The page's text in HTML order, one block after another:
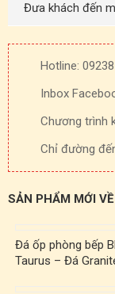
Đưa khách đến
Hotline:
Inbox
Chương trình
Chỉ đường
SẢN PHẨM MỚI VỀ
Đá ốp phòng bếp
Taurus – Đá